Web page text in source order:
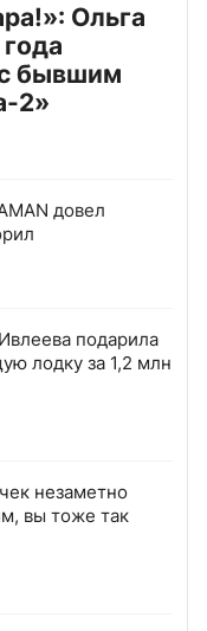
Ольга
бывшим
2»
довел
подарила
лодку за 1,2 млн
незаметно
вы тоже так